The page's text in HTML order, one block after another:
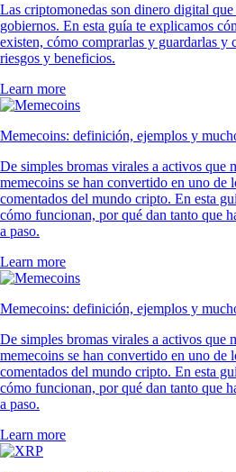
Las criptomonedas son dinero digital
gobiernos. En esta guía te explicamos
existen, cómo comprarlas y guardarlas y
riesgos y beneficios.
Learn more
Memecoins: definición, ejemplos y
De simples bromas virales a activos que
memecoins se han convertido en uno de
comentados del mundo cripto. En esta
cómo funcionan, por qué dan tanto que
a paso.
Learn more
Memecoins: definición, ejemplos y
De simples bromas virales a activos que
memecoins se han convertido en uno de
comentados del mundo cripto. En esta
cómo funcionan, por qué dan tanto que
a paso.
Learn more